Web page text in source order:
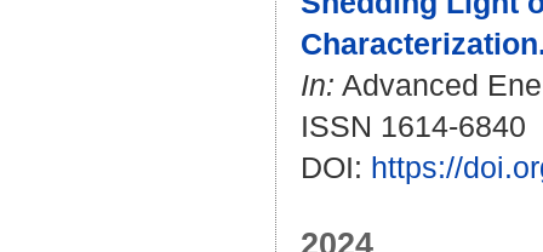
In: Advanced
ISSN 1614-6840
DOI: https://
2024